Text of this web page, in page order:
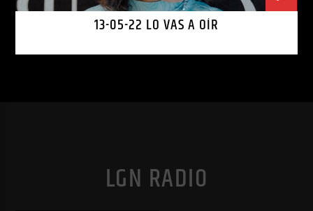
13-05-22 LO VAS A OÍR
LGN RADIO